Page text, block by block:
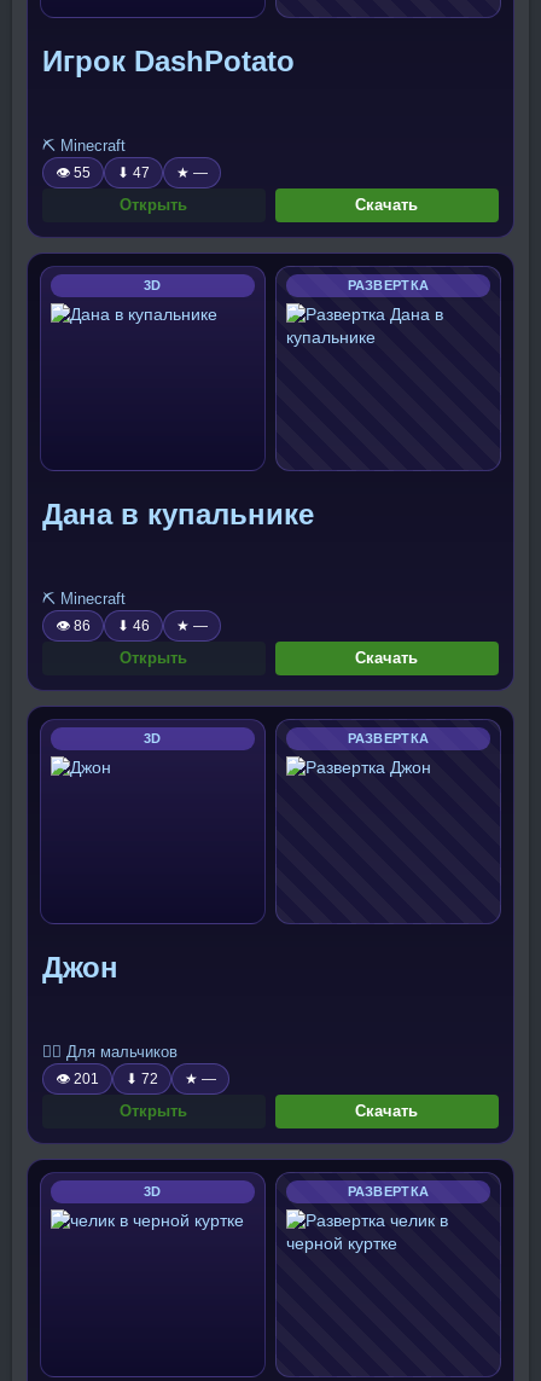
Игрок DashPotato
⛏️ Minecraft
👁 55 ⬇ 47 ★ —
Открыть Скачать
3D РАЗВЕРТКА
Дана в купальнике
⛏️ Minecraft
👁 86 ⬇ 46 ★ —
Открыть Скачать
3D РАЗВЕРТКА
Джон
🧍‍♂️ Для мальчиков
👁 201 ⬇ 72 ★ —
Открыть Скачать
3D РАЗВЕРТКА